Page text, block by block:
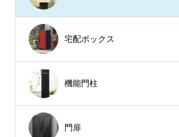
宅配ボックス
機能門柱
門扉